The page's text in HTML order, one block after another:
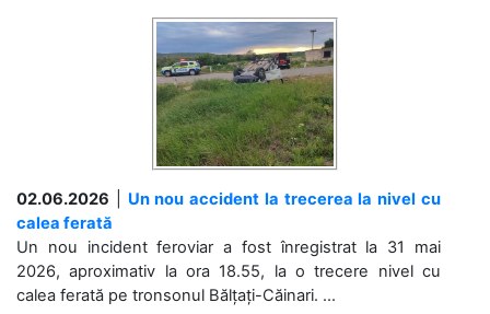
02.06.2026
Un nou accident la trecerea la nivel cu
calea ferată
Un nou incident feroviar a fost înregistrat la 31 mai
2026, aproximativ la ora 18.55, la o trecere nivel cu
calea ferată pe tronsonul Bălțați-Căinari. ...